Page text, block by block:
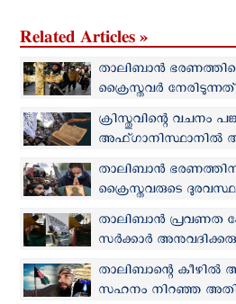
Related Articles »
താലിബാന്‍
ക്രൈസ്തവര്‍
പ്രതിസന്ധി
ക്രിസ്തുവിന്റെ വചനം
അഫ്ഗാനിസ്ഥാനില്‍
ഉൾപ്പെടെ 18 പേരെ
താലിബാന്‍
ക്രൈസ്തവരുടെ ദുരവസ്ഥ
ഡോക്യുമെന്ററി ചിത്രം
താലിബാന്‍ പ്രവണത
സർക്കാർ
ഓഫ് ചര്‍ച്ചസ്
താലിബാന്റെ
സഹനം നിറഞ്ഞ